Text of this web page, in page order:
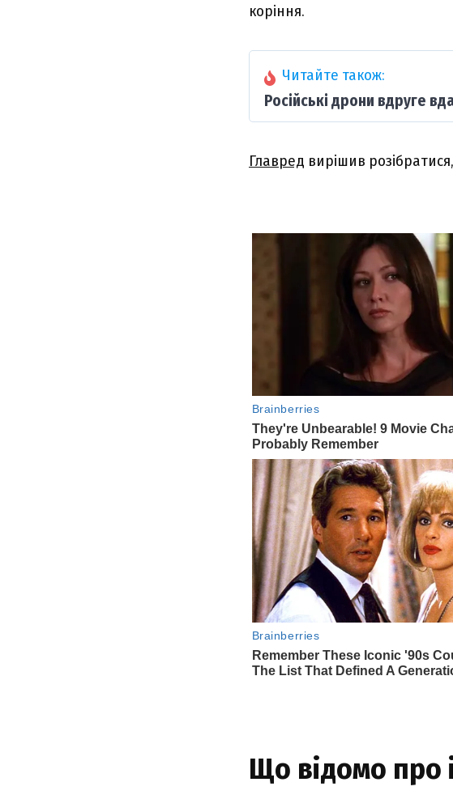
коріння.
Читайте також:
Російські дрони вдруге
Главред вирішив
Що відомо про